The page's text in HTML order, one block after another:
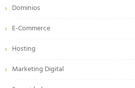
Dominios
E-Commerce
Hosting
Marketing Digital